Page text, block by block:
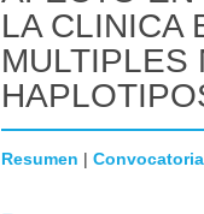
LA CLINICA
MULTIPLES
Resumen | Convocatoria